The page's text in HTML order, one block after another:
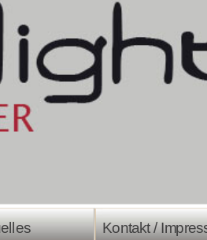
Kontakt / Impressum